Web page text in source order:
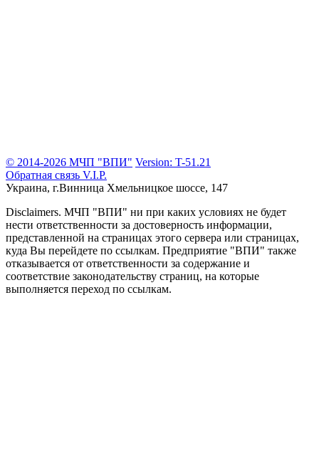
© 2014-2026 МЧП "ВПИ" Version: T-51.21
Обратная связь V.I.P.
Украина, г.Винница Хмельницкое шоссе, 147
Disclaimers. МЧП "ВПИ" ни при каких условиях не будет
нести ответственности за достоверность информации,
представленной на страницах этого сервера или страницах,
куда Вы перейдете по ссылкам. Предприятие "ВПИ" также
отказывается от ответственности за содержание и
соответствие законодательству страниц, на которые
выполняется переход по ссылкам.